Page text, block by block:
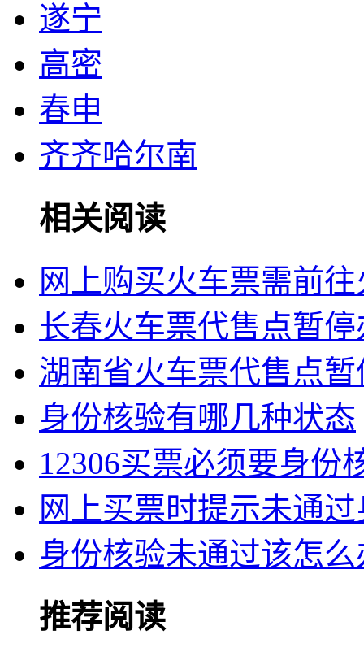
遂宁
高密
春申
齐齐哈尔南
相关阅读
网上购买火车票需前
长春火车票代售点暂
湖南省火车票代售点
身份核验有哪几种状态
12306买票必须要身份
网上买票时提示未通
身份核验未通过该怎么
推荐阅读